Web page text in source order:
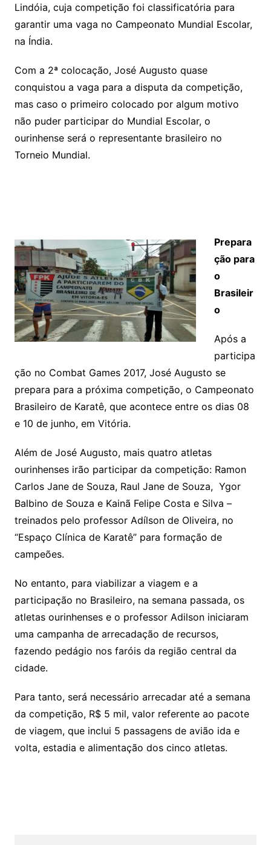
Lindóia, cuja competição foi classificatória para
garantir uma vaga no Campeonato Mundial Escolar,
na Índia.
Com a 2ª colocação, José Augusto quase
conquistou a vaga para a disputa da competição,
mas caso o primeiro colocado por algum motivo
não puder participar do Mundial Escolar, o
ourinhense será o representante brasileiro no
Torneio Mundial.
Prepara
ção para
o
Brasileir
o
Após a
participa
ção no Combat Games 2017, José Augusto se
prepara para a próxima competição, o Campeonato
Brasileiro de Karatê, que acontece entre os dias 08
e 10 de junho, em Vitória.
Além de José Augusto, mais quatro atletas
ourinhenses irão participar da competição: Ramon
Carlos Jane de Souza, Raul Jane de Souza, Ygor
Balbino de Souza e Kainã Felipe Costa e Silva –
treinados pelo professor Adílson de Oliveira, no
“Espaço Clínica de Karatê” para formação de
campeões.
No entanto, para viabilizar a viagem e a
participação no Brasileiro, na semana passada, os
atletas ourinhenses e o professor Adilson iniciaram
uma campanha de arrecadação de recursos,
fazendo pedágio nos faróis da região central da
cidade.
Para tanto, será necessário arrecadar até a semana
da competição, R$ 5 mil, valor referente ao pacote
de viagem, que inclui 5 passagens de avião ida e
volta, estadia e alimentação dos cinco atletas.